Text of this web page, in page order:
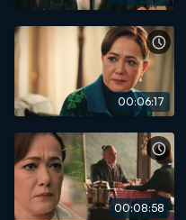
00:06:17
00:08:58